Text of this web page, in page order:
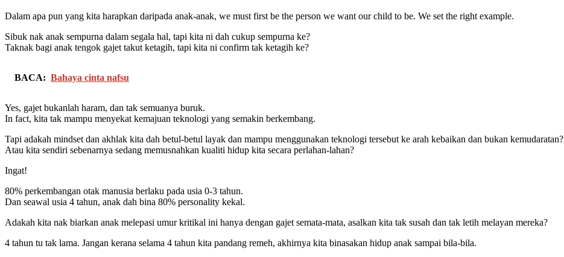
Dalam apa pun yang kita harapkan daripada anak-anak, we must first be the person we want our child to be. We set the right example.
Sibuk nak anak sempurna dalam segala hal, tapi kita ni dah cukup sempurna ke?
Taknak bagi anak tengok gajet takut ketagih, tapi kita ni confirm tak ketagih ke?
BACA: Bahaya cinta nafsu
Yes, gajet bukanlah haram, dan tak semuanya buruk.
In fact, kita tak mampu menyekat kemajuan teknologi yang semakin berkembang.
Tapi adakah mindset dan akhlak kita dah betul-betul layak dan mampu menggunakan teknologi tersebut ke arah kebaikan dan bukan kemudaratan?
Atau kita sendiri sebenarnya sedang memusnahkan kualiti hidup kita secara perlahan-lahan?
Ingat!
80% perkembangan otak manusia berlaku pada usia 0-3 tahun.
Dan seawal usia 4 tahun, anak dah bina 80% personality kekal.
Adakah kita nak biarkan anak melepasi umur kritikal ini hanya dengan gajet semata-mata, asalkan kita tak susah dan tak letih melayan mereka?
4 tahun tu tak lama. Jangan kerana selama 4 tahun kita pandang remeh, akhirnya kita binasakan hidup anak sampai bila-bila.